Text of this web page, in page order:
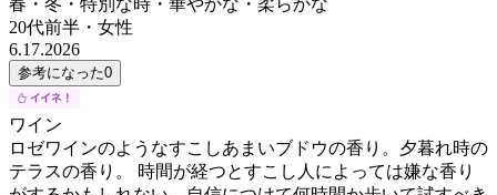
20代前半 ・ 女性
6.17.2026
参考になった0
ワイン
ロゼワインのようなすこしあまいブドウの香り。夕暮れ時の
テラスの香り。 時間が経つとすこし人によっては嫌な香り